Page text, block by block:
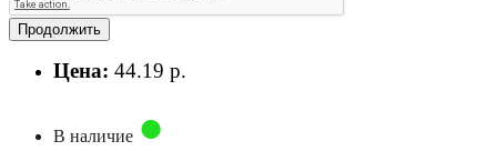
Продолжить
Цена: 44.19 р.
В наличие